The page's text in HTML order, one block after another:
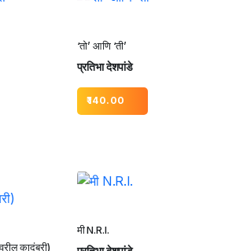
‘तो’ आणि ‘ती’
प्रतिभा देशपांडे
140.00
कादंबरी)
मी N.R.I.